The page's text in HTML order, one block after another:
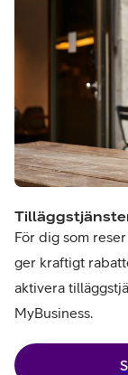
För dig som
ger kraftigt
aktivera
MyBusiness.